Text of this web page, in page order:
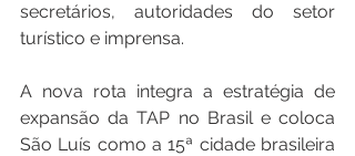
secretários, autoridades do setor
turístico e imprensa.
A nova rota integra a estratégia de
expansão da TAP no Brasil e coloca
São Luís como a 15ª cidade brasileira